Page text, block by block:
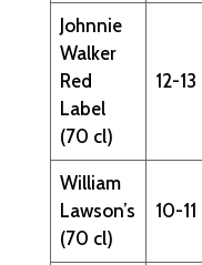
Johnnie
Walker
Red
Label
(70 cl)
12-13
William
Lawson’s
(70 cl)
10-11